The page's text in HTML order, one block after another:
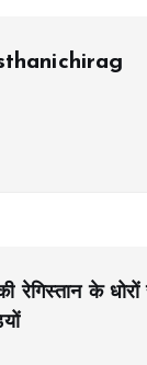
रेगिस्तान के